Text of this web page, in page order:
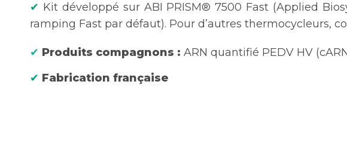
✔ Kit développé sur ABI PRISM® 7500 Fast (Applied
ramping Fast par défaut). Pour d’autres thermocycleurs,
✔ Produits compagnons : ARN quantifié PEDV HV
✔ Fabrication française